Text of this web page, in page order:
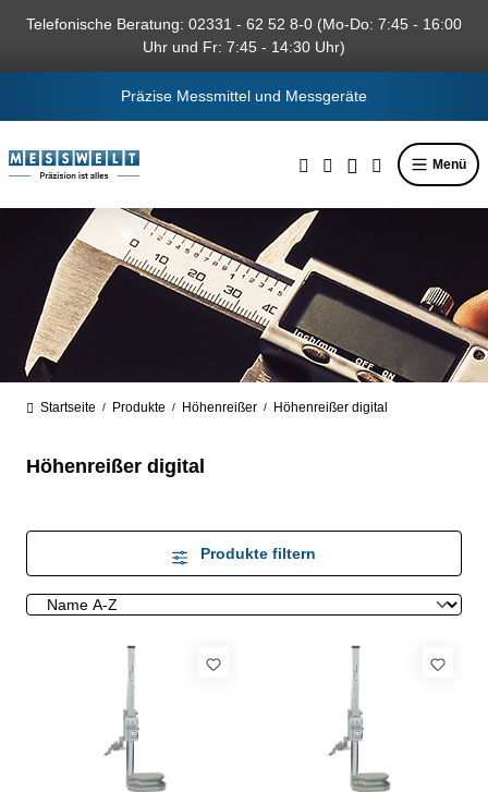
springen
Telefonische Beratung: 02331 - 62 52 8-0 (Mo-Do: 7:45 - 16:00
Uhr und Fr: 7:45 - 14:30 Uhr)
Präzise Messmittel und Messgeräte
Menü
Startseite / Produkte / Höhenreißer / Höhenreißer digital
Höhenreißer digital
Produkte filtern